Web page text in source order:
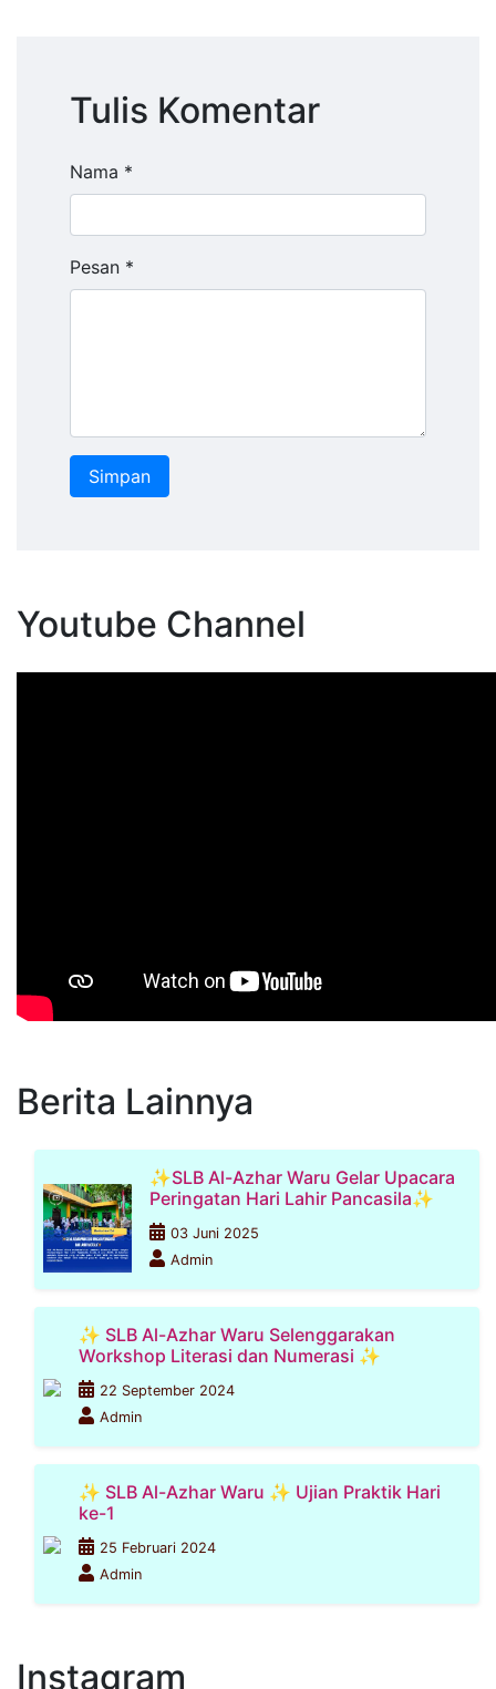
Tulis Komentar
Nama *
Pesan *
Youtube Channel
Berita Lainnya
✨SLB Al-Azhar Waru Gelar Upacara
Peringatan Hari Lahir Pancasila✨
03 Juni 2025
Admin
✨ SLB Al-Azhar Waru Selenggarakan
Workshop Literasi dan Numerasi ✨
22 September 2024
Admin
✨ SLB Al-Azhar Waru ✨ Ujian Praktik Hari
ke-1
25 Februari 2024
Admin
Instagram